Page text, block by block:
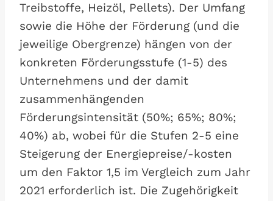
Treibstoffe, Heizöl, Pellets). Der Umfang
sowie die Höhe der Förderung (und die
jeweilige Obergrenze) hängen von der
konkreten Förderungsstufe (1-5) des
Unternehmens und der damit
zusammenhängenden
Förderungsintensität (50%; 65%; 80%;
40%) ab, wobei für die Stufen 2-5 eine
Steigerung der Energiepreise/-kosten
um den Faktor 1,5 im Vergleich zum Jahr
2021 erforderlich ist. Die Zugehörigkeit